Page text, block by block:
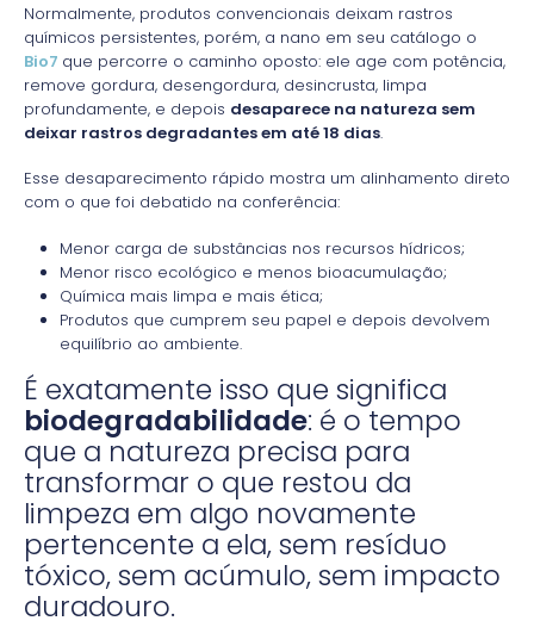
Normalmente, produtos convencionais deixam rastros
químicos persistentes, porém, a nano em seu catálogo o
Bio7 que percorre o caminho oposto: ele age com potência,
remove gordura, desengordura, desincrusta, limpa
profundamente, e depois desaparece na natureza sem
deixar rastros degradantes em até 18 dias.
Esse desaparecimento rápido mostra um alinhamento direto
com o que foi debatido na conferência:
Menor carga de substâncias nos recursos hídricos;
Menor risco ecológico e menos bioacumulação;
Química mais limpa e mais ética;
Produtos que cumprem seu papel e depois devolvem
equilíbrio ao ambiente.
É exatamente isso que significa
biodegradabilidade: é o tempo
que a natureza precisa para
transformar o que restou da
limpeza em algo novamente
pertencente a ela, sem resíduo
tóxico, sem acúmulo, sem impacto
duradouro.